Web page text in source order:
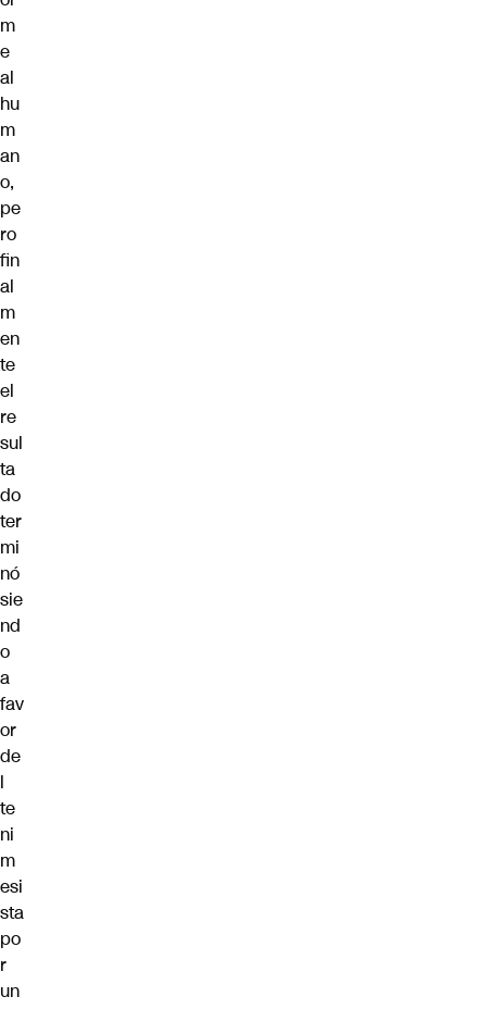
m
e
al
hu
m
an
o,
pe
ro
fin
al
m
en
te
el
re
sul
ta
do
ter
mi
nó
sie
nd
o
a
fav
or
de
l
te
ni
m
esi
sta
po
r
un